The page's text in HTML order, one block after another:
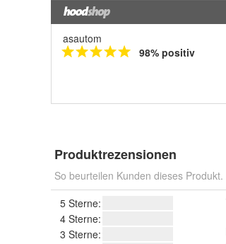
asautom
98% positiv
Produktrezensionen
So beurteilen Kunden dieses Produkt.
5 Sterne:
4 Sterne:
3 Sterne: